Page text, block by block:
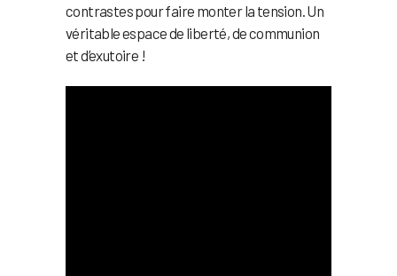
contrastes pour faire monter la tension. Un
véritable espace de liberté, de communion
et d’exutoire !